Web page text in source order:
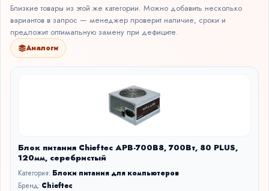
Близкие товары из этой же категории. Можно добавить несколько
вариантов в запрос — менеджер проверит наличие, сроки и
предложит оптимальную замену при дефиците.
Аналоги
Блок питания Chieftec APB-700B8, 700Вт, 80 PLUS,
120мм, серебристый
Категория: Блоки питания для компьютеров
Бренд: Chieftec